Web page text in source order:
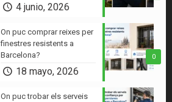
4 junio, 2026
0
On puc comprar reixes per
finestres resistents a
Barcelona?
18 mayo, 2026
On puc trobar els serveis